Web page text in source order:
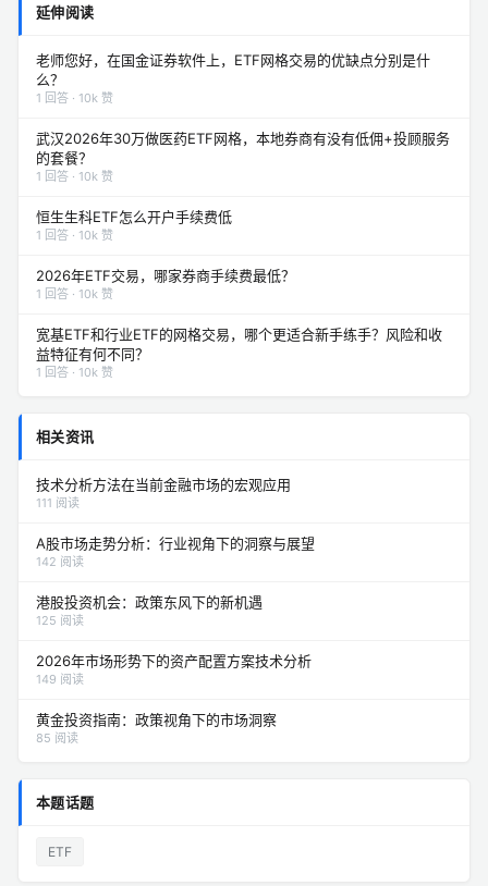
延伸阅读
老师您好，在国金证券软件上，ETF网格交易的优缺点分别是什
么？
1 回答 · 10k 赞
武汉2026年30万做医药ETF网格，本地券商有没有低佣+投顾服务
的套餐？
1 回答 · 10k 赞
恒生生科ETF怎么开户手续费低
1 回答 · 10k 赞
2026年ETF交易，哪家券商手续费最低？
1 回答 · 10k 赞
宽基ETF和行业ETF的网格交易，哪个更适合新手练手？风险和收
益特征有何不同？
1 回答 · 10k 赞
相关资讯
技术分析方法在当前金融市场的宏观应用
111 阅读
A股市场走势分析：行业视角下的洞察与展望
142 阅读
港股投资机会：政策东风下的新机遇
125 阅读
2026年市场形势下的资产配置方案技术分析
149 阅读
黄金投资指南：政策视角下的市场洞察
85 阅读
本题话题
ETF